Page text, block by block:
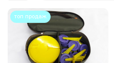
топ продаж